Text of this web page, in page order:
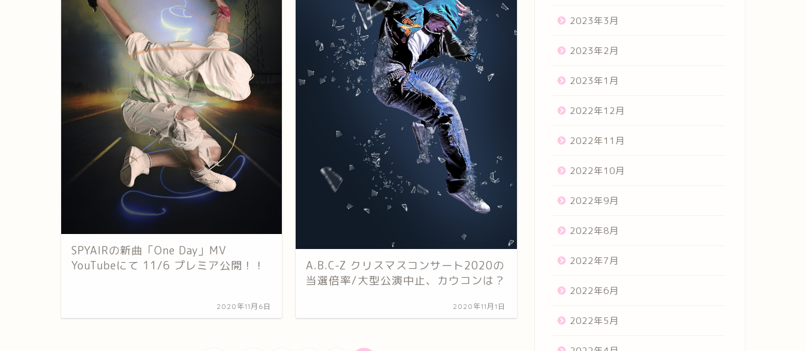
SPYAIRの新曲「One Day」MV
YouTubeにて 11/6 プレミア公開！！
2020年11月6日
A.B.C-Z クリスマスコンサート2020の
当選倍率/大型公演中止、カウコンは？
2020年11月1日
2023年3月
2023年2月
2023年1月
2022年12月
2022年11月
2022年10月
2022年9月
2022年8月
2022年7月
2022年6月
2022年5月